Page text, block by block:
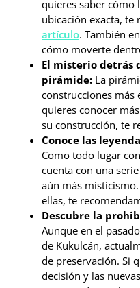
quieres saber cómo
ubicación exacta, te
artículo. También
cómo moverte
El misterio detrás
pirámide: La
construcciones más
quieres conocer
su construcción, te
Conoce las
Como todo lugar
cuenta con una
aún más
ellas, te
Descubre la
Aunque en el
de Kukulcán,
de preservación. Si
decisión y las